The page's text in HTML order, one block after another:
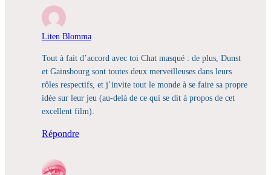
Liten Blomma
Tout à fait d’accord avec toi Chat masqué : de plus, Dunst
et Gainsbourg sont toutes deux merveilleuses dans leurs
rôles respectifs, et j’invite tout le monde à se faire sa propre
idée sur leur jeu (au-delà de ce qui se dit à propos de cet
excellent film).
Répondre